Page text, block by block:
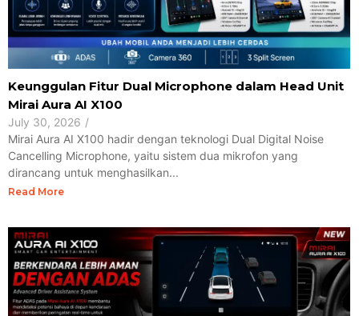
Keunggulan Fitur Dual Microphone dalam Head Unit
Mirai Aura AI X100
July 30, 2026 /
Mirai Aura AI X100 hadir dengan teknologi Dual Digital Noise
Cancelling Microphone, yaitu sistem dua mikrofon yang
dirancang untuk menghasilkan...
Read More